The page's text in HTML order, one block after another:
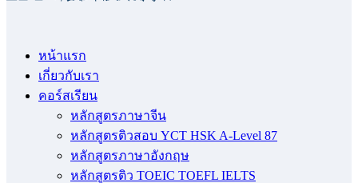
หน้าแรก
เกี่ยวกับเรา
คอร์สเรียน
หลักสูตรภาษาจีน
หลักสูตรติวสอบ YCT HSK A-Level 87
หลักสูตรภาษาอังกฤษ
หลักสูตรติว TOEIC TOEFL IELTS